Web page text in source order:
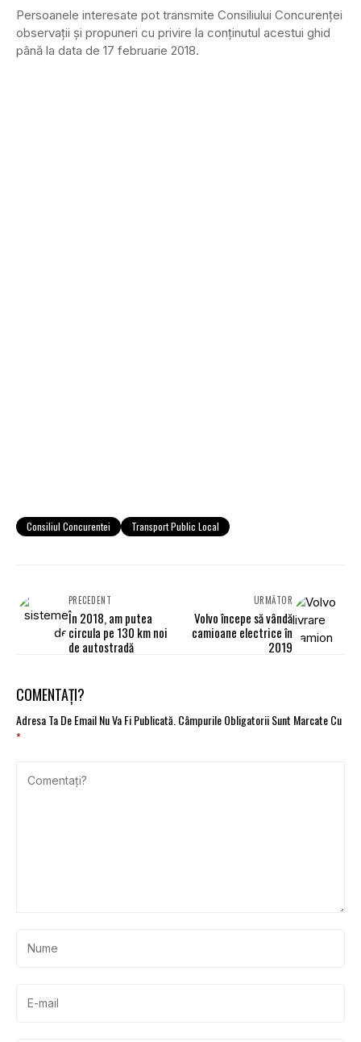
Persoanele interesate pot transmite Consiliului Concurenţei
observaţii şi propuneri cu privire la conţinutul acestui ghid
până la data de 17 februarie 2018.
Consiliul Concurentei Transport Public Local
PRECEDENT
În 2018, am putea
circula pe 130 km noi
de autostradă
URMĂTOR
Volvo începe să vândă
camioane electrice în
2019
COMENTAȚI?
Adresa Ta De Email Nu Va Fi Publicată.Câmpurile Obligatorii Sunt Marcate Cu
*